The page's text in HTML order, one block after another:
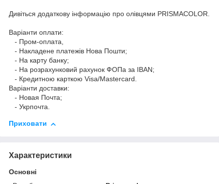
Дивіться додаткову інформацію про олівцями PRISMACOLOR.
Варіанти оплати:
- Пром-оплата,
- Накладене платежів Нова Пошти;
- На карту банку;
- На розрахунковий рахунок ФОПа за IBAN;
- Кредитною карткою Visa/Mastercard.
Варіанти доставки:
- Новая Почта;
- Укрпочта.
Приховати
Характеристики
Основні